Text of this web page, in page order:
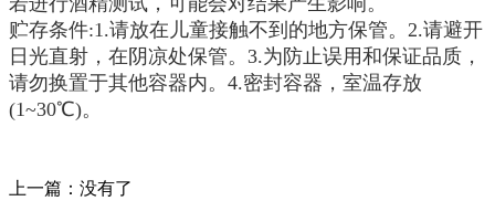
贮存条件:1.请放在儿童接触不到的地方保管。2.请避开
日光直射，在阴凉处保管。3.为防止误用和保证品质，
请勿换置于其他容器内。4.密封容器，室温存放
(1~30℃)。
上一篇：没有了